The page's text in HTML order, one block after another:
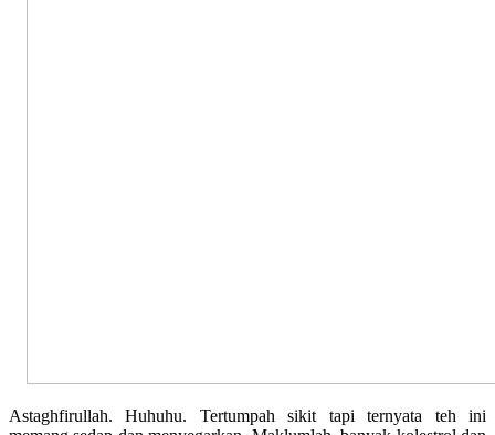
Astaghfirullah. Huhuhu. Tertumpah sikit tapi ternyata teh ini